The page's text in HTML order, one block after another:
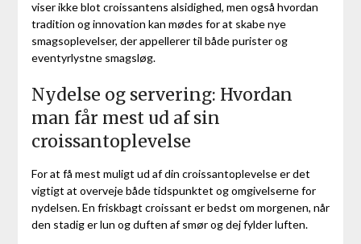
viser ikke blot croissantens alsidighed, men også hvordan
tradition og innovation kan mødes for at skabe nye
smagsoplevelser, der appellerer til både purister og
eventyrlystne smagsløg.
Nydelse og servering: Hvordan
man får mest ud af sin
croissantoplevelse
For at få mest muligt ud af din croissantoplevelse er det
vigtigt at overveje både tidspunktet og omgivelserne for
nydelsen. En friskbagt croissant er bedst om morgenen, når
den stadig er lun og duften af smør og dej fylder luften.